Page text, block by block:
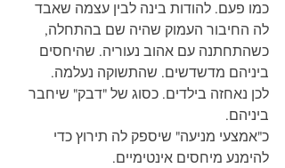
כמו פעם. להודות בינה לבין עצמה שאבד
לה החיבור העמוק שהיה שם בהתחלה,
כשהתחתנה עם אהוב נעוריה. שהיחסים
ביניהם מדשדשים. שהתשוקה נעלמה.
לכן נאחזה בילדים. כסוג של "דבק" שיחבר
ביניהם.
כ"אמצעי מניעה" שיספק לה תירוץ כדי
להימנע מיחסים אינטימיים.